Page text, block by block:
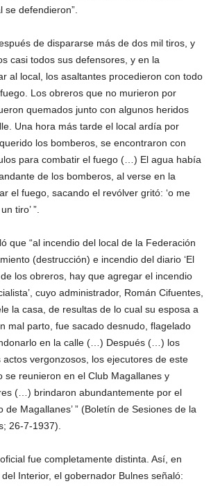
defendieron”.
de dispararse más de dos mil tiros, y
casi todos sus defensores, y en la
al local, los asaltantes procedieron con todo
Los obreros que no murieron por
quemados junto con algunos heridos
Una hora más tarde el local ardía por
los bomberos, se encontraron con
para combatir el fuego (…) El agua había
de los bomberos, al verse en la
el fuego, sacando el revólver gritó: ‘o me
tiro’ ”.
que “al incendio del local de la Federación
(destrucción) e incendio del diario ‘El
los obreros, hay que agregar el incendio
cuyo administrador, Román Cifuentes,
la casa, de resultas de lo cual su esposa a
mal parto, fue sacado desnudo, flagelado
en la calle (…) Después (…) los
vergonzosos, los ejecutores de este
se reunieron en el Club Magallanes y
(…) brindaron abundantemente por el
de Magallanes’ ” (Boletín de Sesiones de la
26-7-1937).
fue completamente distinta. Así, en
Interior, el gobernador Bulnes señaló: